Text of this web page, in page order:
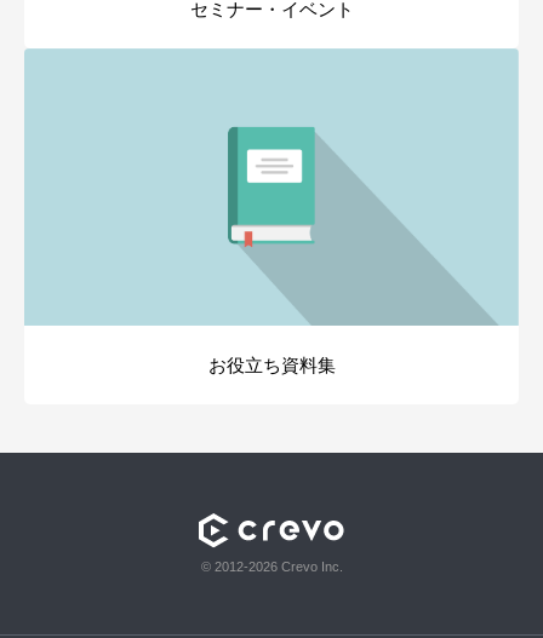
セミナー・イベント
お役立ち資料集
© 2012-2026 Crevo Inc.